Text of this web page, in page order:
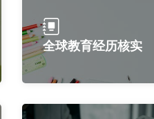
全球教育经历核实